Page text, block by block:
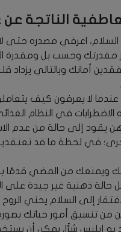
الناتجة عن
السلام، اعرفي مصدره
مقدرتك وحسب بل ومقدرة
أمانك وبالتالي
عندما لا يعرفون كيف
في النظام
يقود إلى حالة من عدم
في لحظة ما قد
ويمنعك من المضي قدمًا
ذهنية غير جيدة على
إلى السلام يحني
من تنسيق أمور حياتك
إبليس شرًّا، يمكن أن